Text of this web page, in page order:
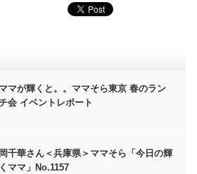
ママが輝くと。。ママそら東京 春のラン
会 イベントレポート
岡千華さん＜兵庫県＞ママそら「今日の輝
くママ」No.1157